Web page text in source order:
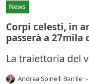
News
Corpi celesti, in
passerà a
La traiettoria del
Andrea Spinelli Barrile -